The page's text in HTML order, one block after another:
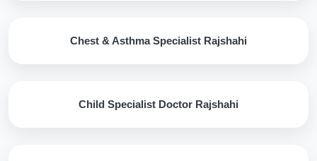
Chest & Asthma Specialist Rajshahi
Child Specialist Doctor Rajshahi